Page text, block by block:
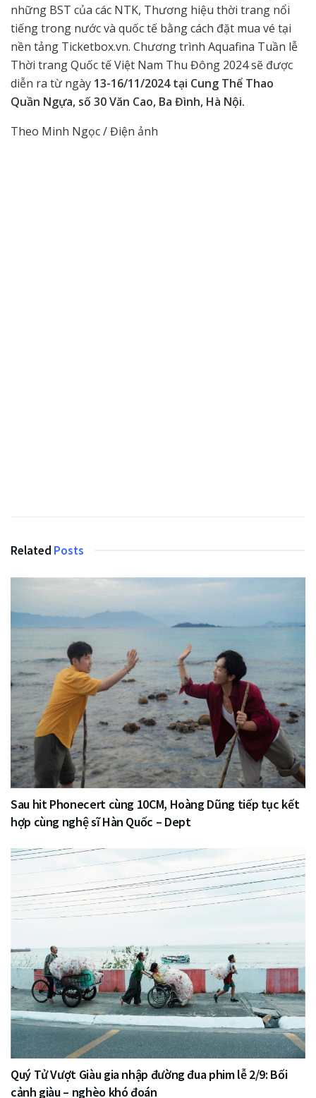
những BST của các NTK, Thương hiệu thời trang nổi
tiếng trong nước và quốc tế bằng cách đặt mua vé tại
nền tảng Ticketbox.vn. Chương trình Aquafina Tuần lễ
Thời trang Quốc tế Việt Nam Thu Đông 2024 sẽ được
diễn ra từ ngày 13-16/11/2024 tại Cung Thể Thao
Quần Ngựa, số 30 Văn Cao, Ba Đình, Hà Nội.
Theo Minh Ngọc / Điện ảnh
Related Posts
Sau hit Phonecert cùng 10CM, Hoàng Dũng tiếp tục kết
hợp cùng nghệ sĩ Hàn Quốc – Dept
Quý Tử Vượt Giàu gia nhập đường đua phim lễ 2/9: Bối
cảnh giàu – nghèo khó đoán